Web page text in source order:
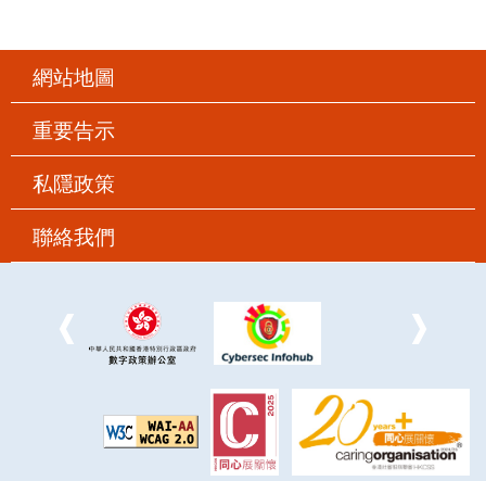
網站地圖
重要告示
私隱政策
聯絡我們